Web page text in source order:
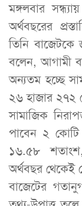
মঙ্গলবার
অর্থবছরের
তিনি
বলেন, আগামী
অন্যতম হচ্ছে
২৬ হাজার ২৭২
সামাজিক
পাবেন ২
১৬.৫৮
অর্থবছর থেকেই
বাজেটের